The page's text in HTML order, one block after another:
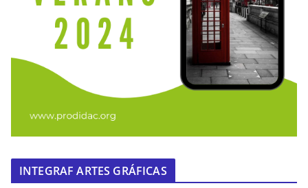
INTEGRAF ARTES GRÁFICAS